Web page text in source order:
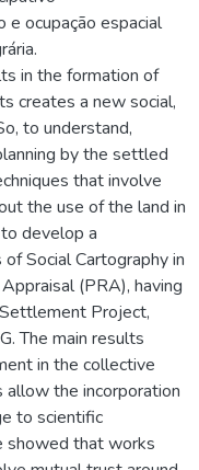
ocupação espacial
in the formation of
creates a new social,
to understand,
by the settled
that involve
the use of the land in
develop a
Social Cartography in
(PRA), having
Project,
The main results
in the collective
the incorporation
to scientific
showed that works